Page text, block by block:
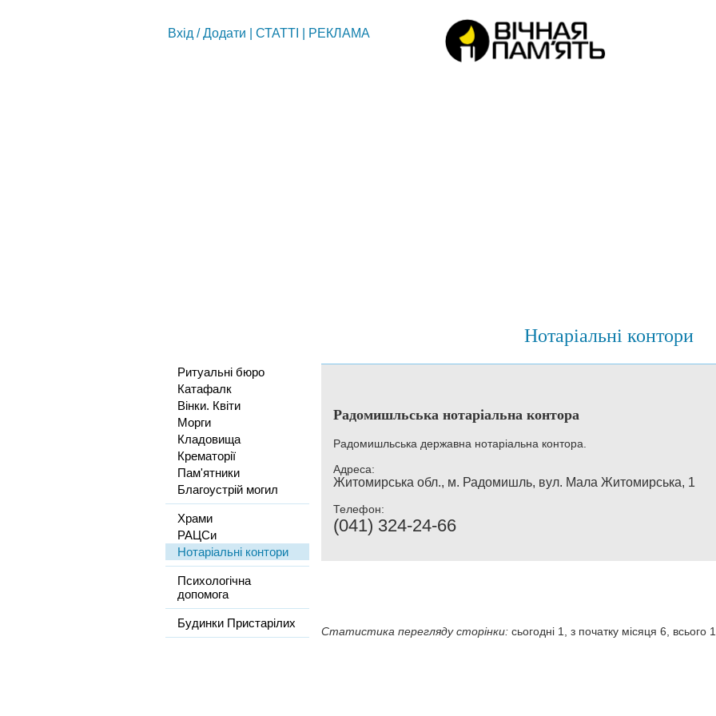
Вхід /Додати СТАТТІ РЕКЛАМА
Нотаріальні контори
Ритуальні бюро
Катафалк
Вінки. Квіти
Морги
Кладовища
Крематорії
Пам'ятники
Благоустрій могил
Храми
РАЦСи
Нотаріальні контори
Психологічна
допомога
Будинки Пристарілих
Радомишльська нотаріальна контора
Радомишльська державна нотаріальна контора.
Адреса:
Житомирська обл., м. Радомишль, вул. Мала Житомирська, 1
Телефон:
(041) 324-24-66
Статистика перегляду сторінки: сьогодні 1, з початку місяця 6, всього